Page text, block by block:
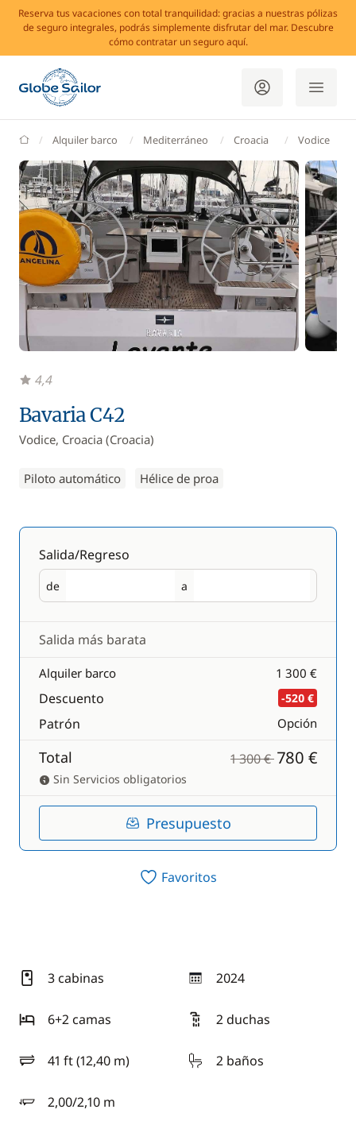
Reserva tus vacaciones con total tranquilidad: gracias a nuestras pólizas
de seguro integrales, podrás simplemente disfrutar del mar. Descubre
cómo contratar un seguro aquí.
GlobeSailor
Alquiler barco Mediterráneo Croacia Vodice
Bavaria C42
Vodice, Croacia (Croacia)
Piloto automático Hélice de proa
4,4
Salida/Regreso
de
Salida a
Regreso
Salida más barata
Alquiler barco 1 300 €
Descuento -520 €
Patrón Opción
Total 1 300 €780 €
Sin Servicios obligatorios
Presupuesto
Favoritos
3 cabinas 2024
año
6+2 camas
2 duchas
41 ft (12,40 m)
eslora 2 baños
2,00/2,10 m
calado